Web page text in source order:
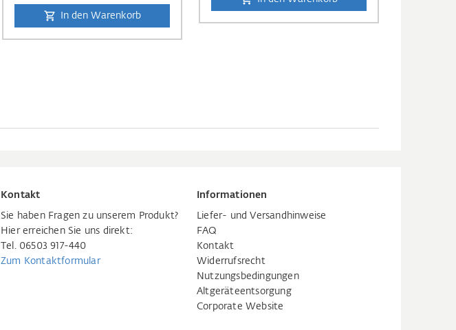
In den Warenkorb
Kontakt
Sie haben Fragen zu unserem Produkt?
Hier erreichen Sie uns direkt:
Tel. 06503 917-440
Zum Kontaktformular
Informationen
Liefer- und Versandhinweise
FAQ
Kontakt
Widerrufsrecht
Nutzungsbedingungen
Altgeräteentsorgung
Corporate Website